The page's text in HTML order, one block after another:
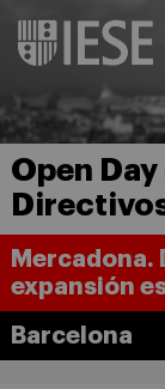
Open
Mercadona.
expansión
Barcelona